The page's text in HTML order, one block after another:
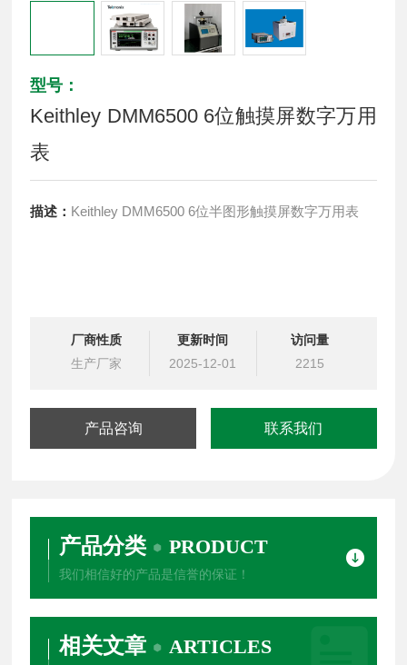
型号：
Keithley DMM6500 6位触摸屏数字万用
表
描述： Keithley DMM6500 6位半图形触摸屏数字万用表
Keithley DMMDMM6500 6位半图形触摸屏数字万用表触
厂商性质
生产厂家
更新时间
2025-12-01
访问量
2215
产品咨询 联系我们
产品分类 PRODUCT
我们相信好的产品是信誉的保证！
相关文章 ARTICLES